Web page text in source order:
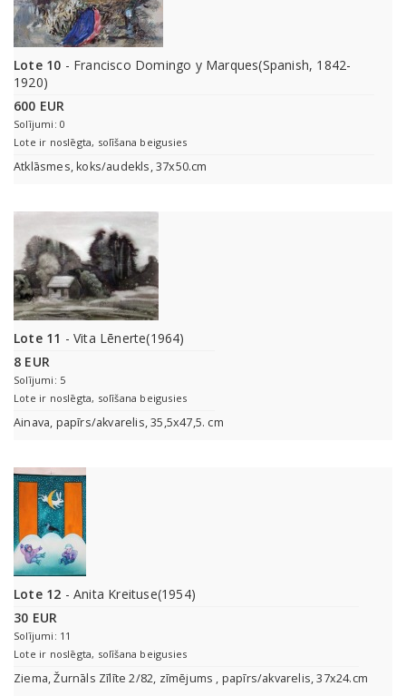
Lote 10 - Francisco Domingo y Marques(Spanish, 1842-
1920)
600 EUR
Solījumi: 0
Lote ir noslēgta, solīšana beigusies
Atklāsmes, koks/audekls, 37x50.cm
Lote 11 - Vita Lēnerte(1964)
8 EUR
Solījumi: 5
Lote ir noslēgta, solīšana beigusies
Ainava, papīrs/akvarelis, 35,5x47,5. cm
Lote 12 - Anita Kreituse(1954)
30 EUR
Solījumi: 11
Lote ir noslēgta, solīšana beigusies
Ziema, Žurnāls Zīlīte 2/82, zīmējums , papīrs/akvarelis, 37x24.cm